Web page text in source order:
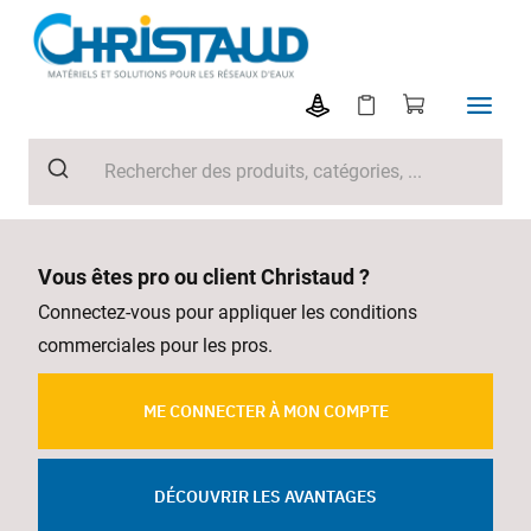
Vous êtes pro ou client Christaud ?
Connectez-vous pour appliquer les conditions
commerciales pour les pros.
ME CONNECTER À MON COMPTE
DÉCOUVRIR LES AVANTAGES